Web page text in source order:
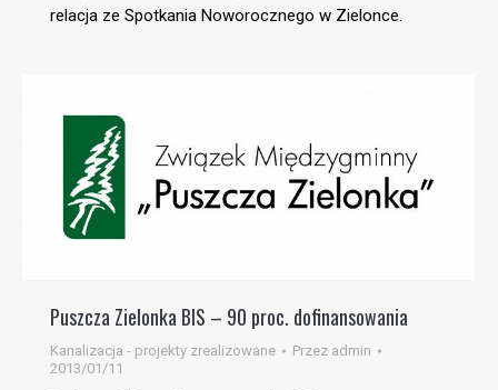
relacja ze Spotkania Noworocznego w Zielonce.
Puszcza Zielonka BIS – 90 proc. dofinansowania
Kanalizacja - projekty zrealizowane Przez admin
2013/01/11